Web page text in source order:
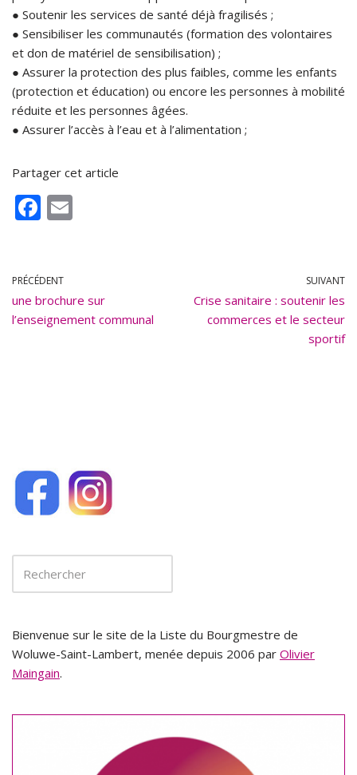
● Soutenir les services de santé déjà fragilisés ;
● Sensibiliser les communautés (formation des volontaires
et don de matériel de sensibilisation) ;
● Assurer la protection des plus faibles, comme les enfants
(protection et éducation) ou encore les personnes à mobilité
réduite et les personnes âgées.
● Assurer l’accès à l’eau et à l’alimentation ;
Partager cet article
F
b
o
o
PRÉCÉDENT
une brochure sur
l’enseignement communal
SUIVANT
Crise sanitaire : soutenir les
commerces et le secteur
sportif
Bienvenue sur le site de la Liste du Bourgmestre de
Woluwe-Saint-Lambert, menée depuis 2006 par Olivier
Maingain.